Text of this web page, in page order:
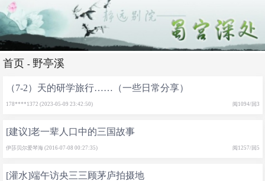
首页 - 野亭溪
（7-2）天的研学旅行……（一些日常分享）
178****1372 (2023-05-09 23:42:50) 阅1094/回3
[建议]老一辈人口中的三国故事
伊莎贝尔爱琴海 (2016-07-08 00:27:35) 阅1257/回5
[灌水]端午访央三三顾茅庐拍摄地